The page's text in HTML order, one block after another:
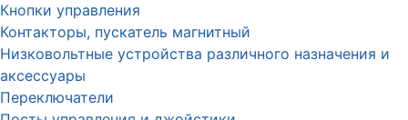
Кнопки управления
Контакторы, пускатель магнитный
Низковольтные устройства различного назначения и
аксессуары
Переключатели